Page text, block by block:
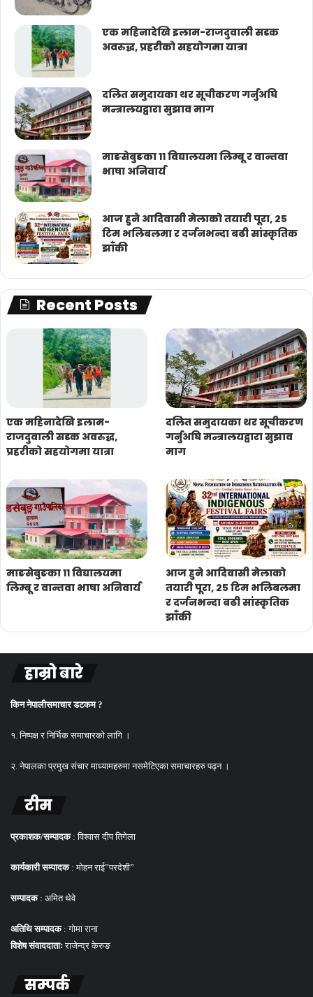
एक महिनादेखि इलाम-राजदुवाली सडक
अवरुद्ध, प्रहरीको सहयोगमा यात्रा
दलित समुदायका थर सूचीकरण गर्नुअघि
मन्त्रालयद्वारा सुझाव माग
माङसेबुङका ११ विद्यालयमा लिम्बू र वान्तवा
भाषा अनिवार्य
आज हुने आदिवासी मेलाको तयारी पूरा, २५
टिम भलिबलमा र दर्जनभन्दा बढी सांस्कृतिक
झाँकी
Recent Posts
एक महिनादेखि इलाम-
राजदुवाली सडक अवरुद्ध,
प्रहरीको सहयोगमा यात्रा
दलित समुदायका थर सूचीकरण
गर्नुअघि मन्त्रालयद्वारा सुझाव
माग
माङसेबुङका ११ विद्यालयमा
लिम्बू र वान्तवा भाषा अनिवार्य
आज हुने आदिवासी मेलाको
तयारी पूरा, २५ टिम भलिबलमा
र दर्जनभन्दा बढी सांस्कृतिक
झाँकी
हाम्रो बारे
किन नेपालीसमाचार डटकम ?
१. निष्पक्ष र निर्भिक समाचारको लागि ।
२. नेपालका प्रमुख संचार माध्यामहरुमा नसमेटिएका समाचारहरु पढ्न ।
टीम
प्रकाशक/सम्पादक : विश्वास दीप तिगेला
कार्यकारी सम्पादक: मोहन राई”परदेशी”
सम्पादक: अमित थेवे
अतिथि सम्पादक: गोमा राना
विशेष संवाददाताःराजेन्द्र केरुङ
सम्पर्क